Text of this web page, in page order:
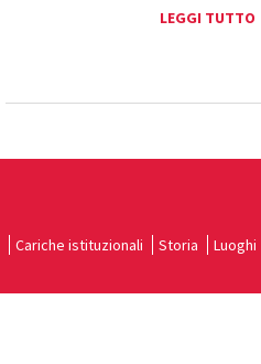
LEGGI TUTTO
Cariche istituzionali Storia Luoghi